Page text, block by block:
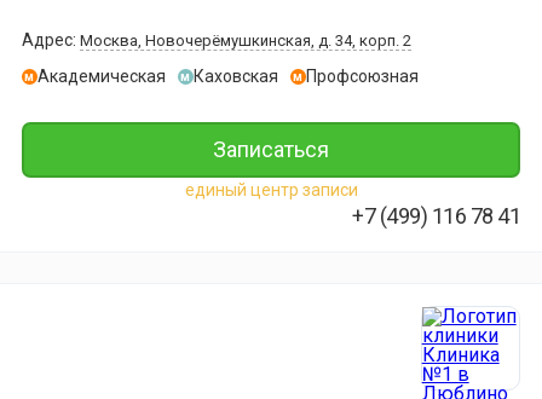
Адрес: Москва, Новочерёмушкинская, д. 34, корп. 2
м Академическая м Каховская м Профсоюзная
Записаться
единый центр записи
+7 (499) 116 78 41